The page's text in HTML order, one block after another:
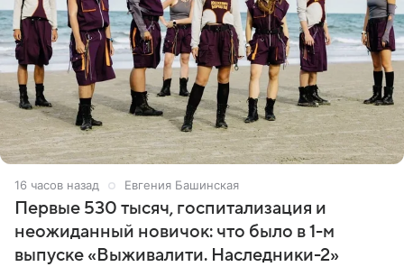
16 часов назад Евгения Башинская
Первые 530 тысяч, госпитализация и
неожиданный новичок: что было в 1-м
выпуске «Выживалити. Наследники-2»